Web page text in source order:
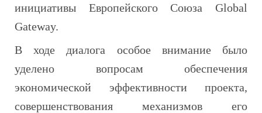
инициативы Европейского Союза Global
Gateway.
В ходе диалога особое внимание было
уделено вопросам обеспечения
экономической эффективности проекта,
совершенствования механизмов его